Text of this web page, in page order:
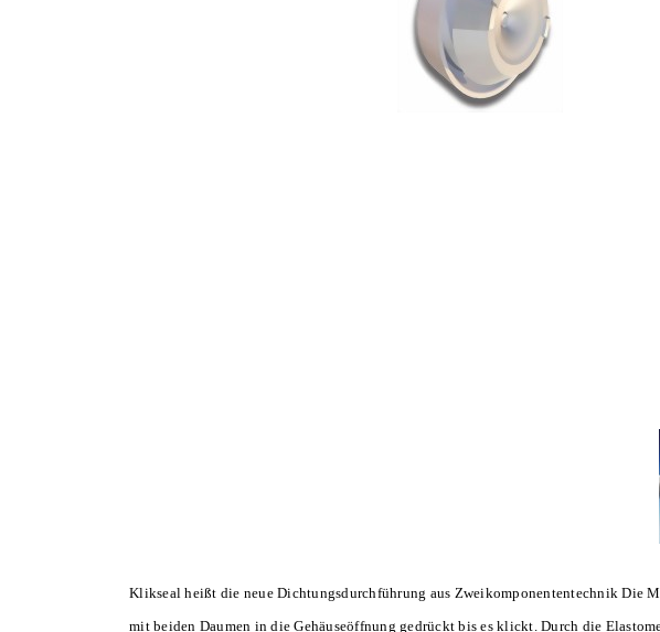
Klikseal heißt die neue Dichtungsdurchführung aus Zweikomponententechnik Die
mit beiden Daumen in die Gehäuseöffnung gedrückt bis es klickt. Durch die